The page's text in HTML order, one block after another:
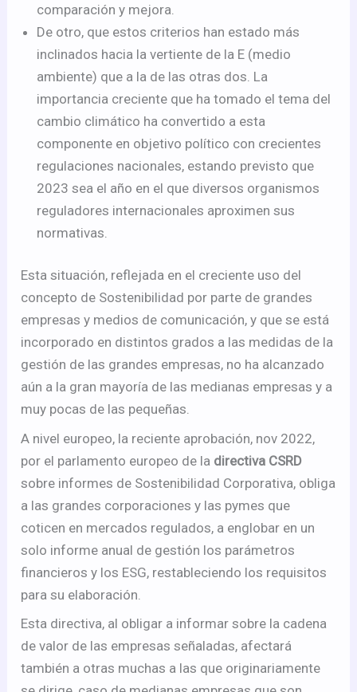
comparación y mejora.
De otro, que estos criterios han estado más
inclinados hacia la vertiente de la E (medio
ambiente) que a la de las otras dos. La
importancia creciente que ha tomado el tema del
cambio climático ha convertido a esta
componente en objetivo político con crecientes
regulaciones nacionales, estando previsto que
2023 sea el año en el que diversos organismos
reguladores internacionales aproximen sus
normativas.
Esta situación, reflejada en el creciente uso del
concepto de Sostenibilidad por parte de grandes
empresas y medios de comunicación, y que se está
incorporado en distintos grados a las medidas de la
gestión de las grandes empresas, no ha alcanzado
aún a la gran mayoría de las medianas empresas y a
muy pocas de las pequeñas.
A nivel europeo, la reciente aprobación, nov 2022,
por el parlamento europeo de la directiva CSRD
sobre informes de Sostenibilidad Corporativa, obliga
a las grandes corporaciones y las pymes que
coticen en mercados regulados, a englobar en un
solo informe anual de gestión los parámetros
financieros y los ESG, restableciendo los requisitos
para su elaboración.
Esta directiva, al obligar a informar sobre la cadena
de valor de las empresas señaladas, afectará
también a otras muchas a las que originariamente